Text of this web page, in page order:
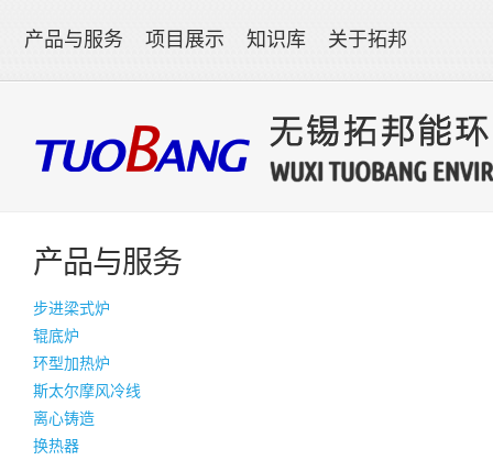
产品与服务 项目展示 知识库 关于拓邦
产品与服务
步进梁式炉
辊底炉
环型加热炉
斯太尔摩风冷线
离心铸造
换热器